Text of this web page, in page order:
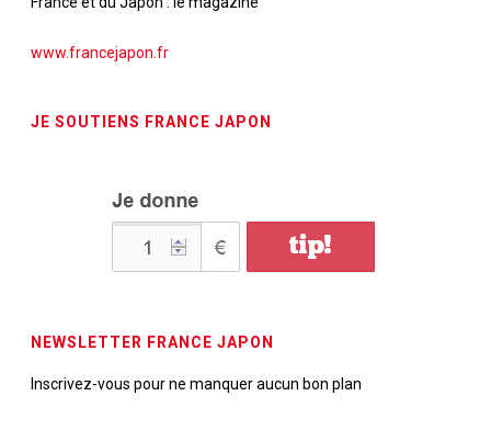
www.francejapon.fr
JE SOUTIENS FRANCE JAPON
NEWSLETTER FRANCE JAPON
Inscrivez-vous pour ne manquer aucun bon plan